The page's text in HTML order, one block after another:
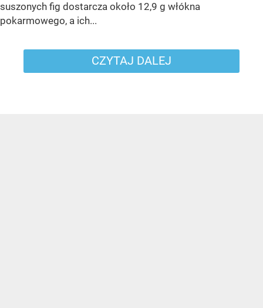
suszonych fig dostarcza około 12,9 g włókna
pokarmowego, a ich...
CZYTAJ DALEJ